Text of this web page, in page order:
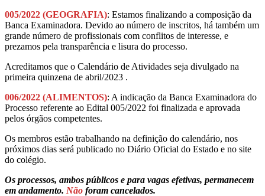
005/2022 (GEOGRAFIA): Estamos finalizando a composição da
Banca Examinadora. Devido ao número de inscritos, há também um
grande número de profissionais com conflitos de interesse, e
prezamos pela transparência e lisura do processo.
Acreditamos que o Calendário de Atividades seja divulgado na
primeira quinzena de abril/2023 .
006/2022 (ALIMENTOS): A indicação da Banca Examinadora do
Processo referente ao Edital 005/2022 foi finalizada e aprovada
pelos órgãos competentes.
Os membros estão trabalhando na definição do calendário, nos
próximos dias será publicado no Diário Oficial do Estado e no site
do colégio.
Os processos, ambos públicos e para vagas efetivas, permanecem
em andamento. Não foram cancelados.